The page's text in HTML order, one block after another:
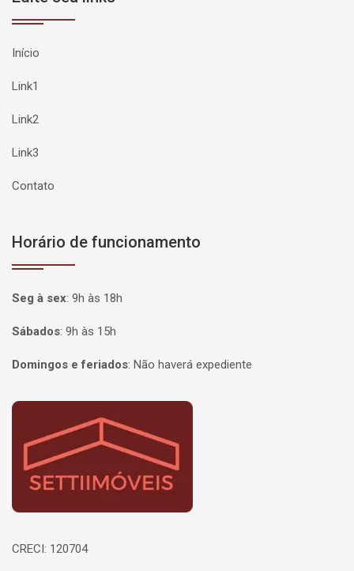
Início
Link1
Link2
Link3
Contato
Horário de funcionamento
Seg à sex: 9h às 18h
Sábados: 9h às 15h
Domingos e feriados: Não haverá expediente
Página inicial
CRECI: 120704